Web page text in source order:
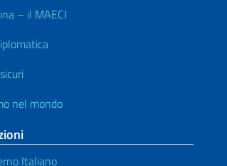
– il MAECI
nel mondo
Italiano